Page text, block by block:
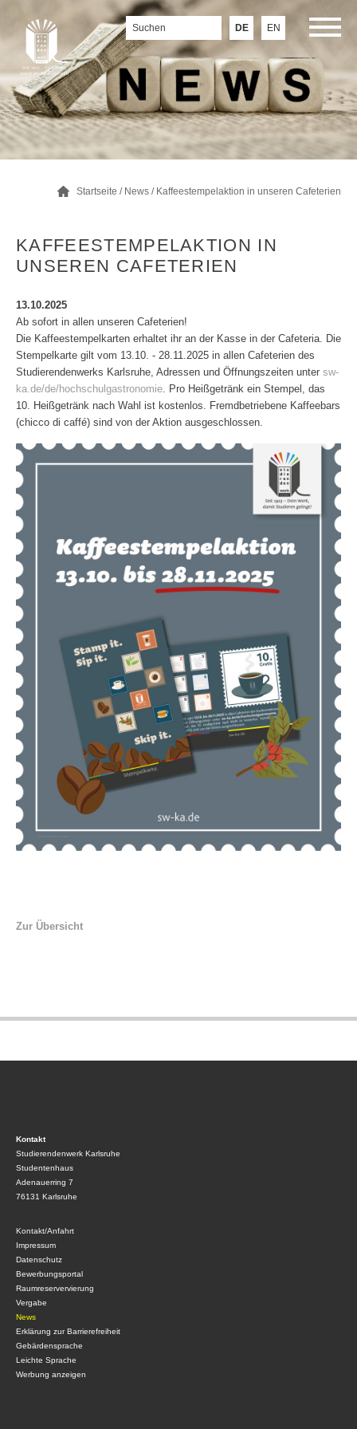
DE EN
Startseite / News / Kaffeestempelaktion in unseren Cafeterien
KAFFEESTEMPELAKTION IN
UNSEREN CAFETERIEN
13.10.2025
Ab sofort in allen unseren Cafeterien!
Die Kaffeestempelkarten erhaltet ihr an der Kasse in der Cafeteria. Die
Stempelkarte gilt vom 13.10. - 28.11.2025 in allen Cafeterien des
Studierendenwerks Karlsruhe, Adressen und Öffnungszeiten unter sw-
ka.de/de/hochschulgastronomie. Pro Heißgetränk ein Stempel, das
10. Heißgetränk nach Wahl ist kostenlos. Fremdbetriebene Kaffeebars
(chicco di caffé) sind von der Aktion ausgeschlossen.
Zur Übersicht
Kontakt
Studierendenwerk Karlsruhe
Studentenhaus
Adenauerring 7
76131 Karlsruhe
Kontakt/Anfahrt
Impressum
Datenschutz
Bewerbungsportal
Raumreservervierung
Vergabe
News
Erklärung zur Barrierefreiheit
Gebärdensprache
Leichte Sprache
Werbung anzeigen